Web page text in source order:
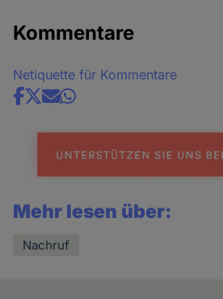
Kommentare
Netiquette für Kommentare
Share
news
Mehr lesen über:
Nachruf